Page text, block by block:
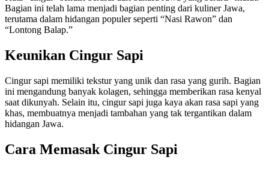
Bagian ini telah lama menjadi bagian penting dari kuliner Jawa,
terutama dalam hidangan populer seperti “Nasi Rawon” dan
“Lontong Balap.”
Keunikan Cingur Sapi
Cingur sapi memiliki tekstur yang unik dan rasa yang gurih. Bagian
ini mengandung banyak kolagen, sehingga memberikan rasa kenyal
saat dikunyah. Selain itu, cingur sapi juga kaya akan rasa sapi yang
khas, membuatnya menjadi tambahan yang tak tergantikan dalam
hidangan Jawa.
Cara Memasak Cingur Sapi